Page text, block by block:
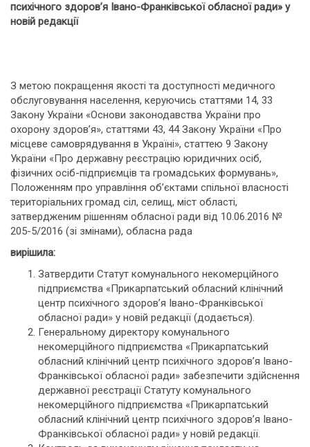
психічного здоров’я Івано-Франківської обласної ради» у
новій редакції
З метою покращення якості та доступності медичного
обслуговування населення, керуючись статтями 14, 33
Закону України «Основи законодавства України про
охорону здоров’я», статтями 43, 44 Закону України «Про
місцеве самоврядування в Україні», статтею 9 Закону
України «Про державну реєстрацію юридичних осіб,
фізичних осіб-підприємців та громадських формувань»,
Положенням про управління об’єктами спільної власності
територіальних громад сіл, селищ, міст області,
затвердженим рішенням обласної ради від 10.06.2016 №
205-5/2016 (зі змінами), обласна рада
вирішила:
Затвердити Статут комунального некомерційного
підприємства «Прикарпатський обласний клінічний
центр психічного здоров’я Івано-Франківської
обласної ради» у новій редакції (додається).
Генеральному директору комунального
некомерційного підприємства «Прикарпатський
обласний клінічний центр психічного здоров’я Івано-
Франківської обласної ради» забезпечити здійснення
державної реєстрації Статуту комунального
некомерційного підприємства «Прикарпатський
обласний клінічний центр психічного здоров’я Івано-
Франківської обласної ради» у новій редакції.